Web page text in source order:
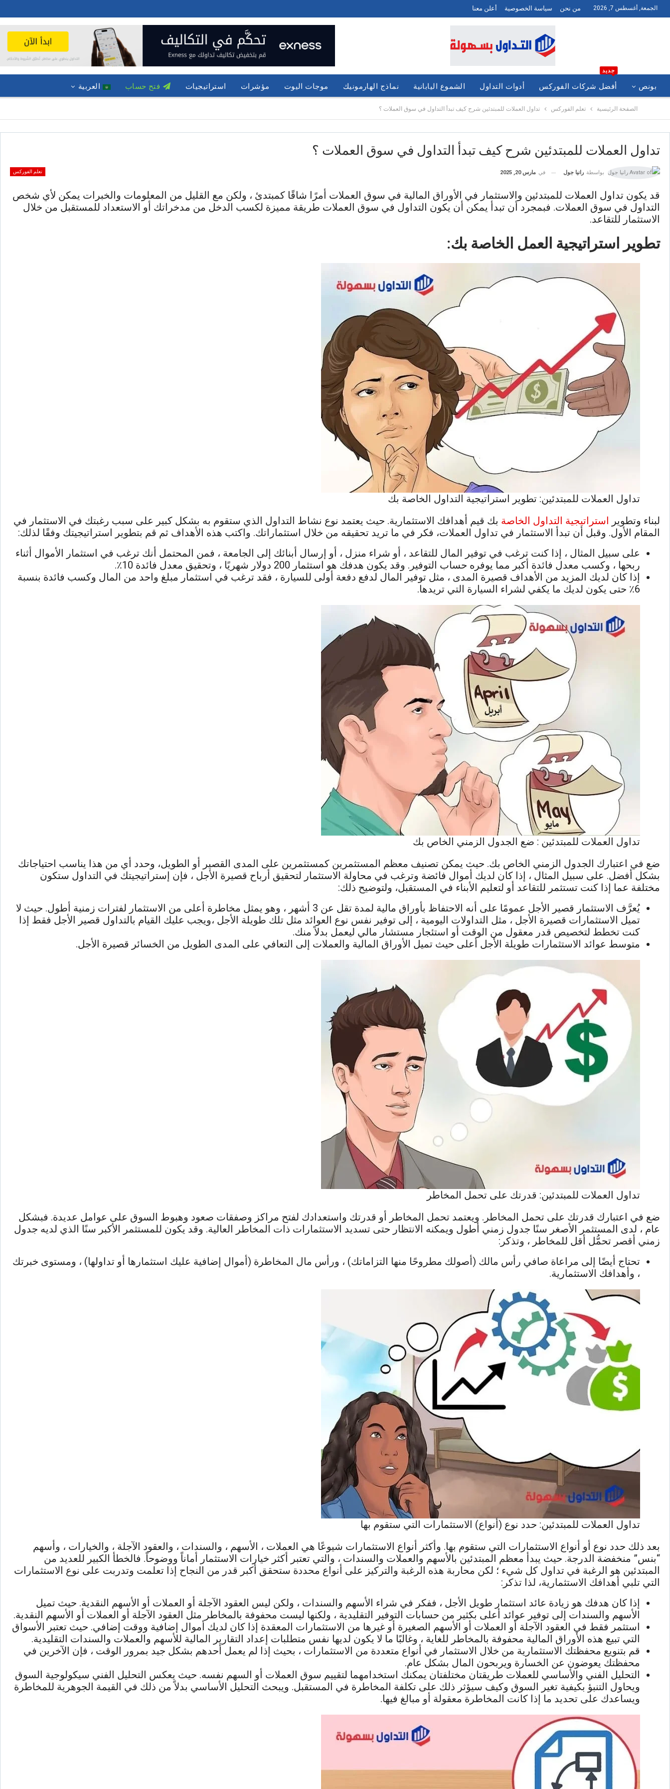
الجمعة, أغسطس 7, 2026 من نحن سياسة الخصوصية أعلن معنا
بونص أفضل شركات الفوركس
جديد
أدوات التداول الشموع اليابانية نماذج الهارمونيك موجات اليوت مؤشرات استراتيجيات فتح حساب العربية
الصفحة الرئيسية تعلم الفوركس تداول العملات للمبتدئين شرح كيف تبدأ التداول في سوق العملات ؟
تداول العملات للمبتدئين شرح كيف تبدأ التداول في سوق العملات ؟
تعلم الفوركس بواسطة رانيا جول في مارس 20, 2025
قد يكون تداول العملات للمبتدئين والاستثمار في الأوراق المالية في سوق العملات أمرًا شاقًا كمبتدئ ، ولكن مع القليل من المعلومات والخبرات يمكن لأي شخص
التداول في سوق العملات. فبمجرد أن تبدأ يمكن أن يكون التداول في سوق العملات طريقة مميزة لكسب الدخل من مدخراتك أو الاستعداد للمستقبل من خلال
الاستثمار للتقاعد.
تطوير استراتيجية العمل الخاصة بك:
تداول العملات للمبتدئين: تطوير استراتيجية التداول الخاصة بك
لبناء وتطوير استراتيجية التداول الخاصة بك قيم أهدافك الاستثمارية. حيث يعتمد نوع نشاط التداول الذي ستقوم به بشكل كبير على سبب رغبتك في الاستثمار في
المقام الأول. وقبل أن تبدأ الاستثمار في تداول العملات، فكر في ما تريد تحقيقه من خلال استثماراتك. واكتب هذه الأهداف ثم قم بتطوير استراتيجيتك وفقًا لذلك:
على سبيل المثال ، إذا كنت ترغب في توفير المال للتقاعد ، أو شراء منزل ، أو إرسال أبنائك إلى الجامعة ، فمن المحتمل أنك ترغب في استثمار الأموال أثناء
ربحها ، وكسب معدل فائدة أكبر مما يوفره حساب التوفير. وقد يكون هدفك هو استثمار 200 دولار شهريًا ، وتحقيق معدل فائدة 10٪.
إذا كان لديك المزيد من الأهداف قصيرة المدى ، مثل توفير المال لدفع دفعة أولى للسيارة ، فقد ترغب في استثمار مبلغ واحد من المال وكسب فائدة بنسبة
6٪ حتى يكون لديك ما يكفي لشراء السيارة التي تريدها.
تداول العملات للمبتدئين : ضع الجدول الزمني الخاص بك
ضع في اعتبارك الجدول الزمني الخاص بك. حيث يمكن تصنيف معظم المستثمرين كمستثمرين على المدى القصير أو الطويل، وحدد أي من هذا يناسب احتياجاتك
بشكل أفضل. على سبيل المثال ، إذا كان لديك أموال فائضة وترغب في محاولة الاستثمار لتحقيق أرباح قصيرة الأجل ، فإن إستراتيجيتك في التداول ستكون
مختلفة عما إذا كنت تستثمر للتقاعد أو لتعليم الأبناء في المستقبل، ولتوضيح ذلك:
يُعرَّف الاستثمار قصير الأجل عمومًا على أنه الاحتفاظ بأوراق مالية لمدة تقل عن 3 أشهر ، وهو يمثل مخاطرة أعلى من الاستثمار لفترات زمنية أطول. حيث لا
تميل الاستثمارات قصيرة الأجل ، مثل التداولات اليومية ، إلى توفير نفس نوع العوائد مثل تلك طويلة الأجل ،ويجب عليك القيام بالتداول قصير الأجل فقط إذا
كنت تخطط لتخصيص قدر معقول من الوقت أو استئجار مستشار مالي ليعمل بدلاً منك.
متوسط ​​عوائد الاستثمارات طويلة الأجل أعلى حيث تميل الأوراق المالية والعملات إلى التعافي على المدى الطويل من الخسائر قصيرة الأجل.
تداول العملات للمبتدئين: قدرتك على تحمل المخاطر
ضع في اعتبارك قدرتك على تحمل المخاطر. ويعتمد تحمل المخاطر أو قدرتك واستعدادك لفتح مراكز وصفقات صعود وهبوط السوق على عوامل عديدة. فبشكل
عام ، لدى المستثمر الأصغر سنًا جدول زمني أطول ويمكنه الانتظار حتى تسديد الاستثمارات ذات المخاطر العالية. وقد يكون للمستثمر الأكبر سنًا الذي لديه جدول
زمني أقصر تحمُّل أقل للمخاطر ، وتذكر:
تحتاج أيضًا إلى مراعاة صافي رأس مالك (أصولك مطروحًا منها التزاماتك) ، ورأس مال المخاطرة (أموال إضافية عليك استثمارها أو تداولها) ، ومستوى خبرتك
، وأهدافك الاستثمارية.
تداول العملات للمبتدئين: حدد نوع (أنواع) الاستثمارات التي ستقوم بها
بعد ذلك حدد نوع أو أنواع الاستثمارات التي ستقوم بها. وأكثر أنواع الاستثمارات شيوعًا هي العملات ، الأسهم ، والسندات ، والعقود الآجلة ، والخيارات ، وأسهم
“بنس” منخفضة الدرجة. حيث يبدأ معظم المبتدئين بالأسهم والعملات والسندات ، والتي تعتبر أكثر خيارات الاستثمار أماناً ووضوحاً. فالخطأ الكبير للعديد من
المبتدئين هو الرغبة في تداول كل شيء ؛ لكن محاربة هذه الرغبة والتركيز على أنواع محددة ستحقق أكبر قدر من النجاح إذا تعلمت وتدربت على نوع الاستثمارات
التي تلبي أهدافك الاستثمارية، لذا تذكر:
إذا كان هدفك هو زيادة عائد استثمار طويل الأجل ، ففكر في شراء الأسهم والسندات ، ولكن ليس العقود الآجلة أو العملات أو الأسهم النقدية. حيث تميل
الأسهم والسندات إلى توفير عوائد أعلى بكثير من حسابات التوفير التقليدية ، ولكنها ليست محفوفة بالمخاطر مثل العقود الآجلة أو العملات أو الأسهم النقدية.
استثمر فقط في العقود الآجلة أو العملات أو الأسهم الصغيرة أو غيرها من الاستثمارات المعقدة إذا كان لديك أموال إضافية ووقت إضافي. حيث تعتبر الأسواق
التي تبيع هذه الأوراق المالية محفوفة بالمخاطر للغاية ، وغالبًا ما لا يكون لديها نفس متطلبات إعداد التقارير المالية للأسهم والعملات والسندات التقليدية.
قم بتنويع محفظتك الاستثمارية من خلال الاستثمار في أنواع متعددة من الاستثمارات ، بحيث إذا لم يعمل أحدهم بشكل جيد بمرور الوقت ، فإن الآخرين في
محفظتك يعوضون عن الخسارة ويربحون المال بشكل عام.
التحليل الفني والأساسي للعملات طريقتان مختلفتان يمكنك استخدامهما لتقييم سوق العملات أو السهم نفسه. حيث يعكس التحليل الفني سيكولوجية السوق
ويحاول التنبؤ بكيفية تغير السوق وكيف سيؤثر ذلك على تكلفة المخاطرة في المستقبل. ويبحث التحليل الأساسي بدلاً من ذلك في القيمة الجوهرية للمخاطرة
ويساعدك على تحديد ما إذا كانت المخاطرة معقولة أو مبالغ فيها.